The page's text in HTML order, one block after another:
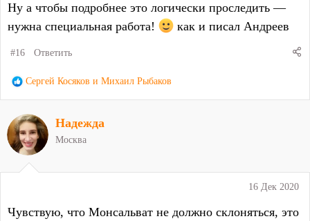
Ну а чтобы подробнее это логически проследить —
нужна специальная работа!
как и писал Андреев
#16 Ответить
Р
к
ц
и
Сергей Косяков и Михаил Рыбаков
16 Дек 2020
Чувствую, что Монсальват не должно склоняться, это
Надежда
Москва